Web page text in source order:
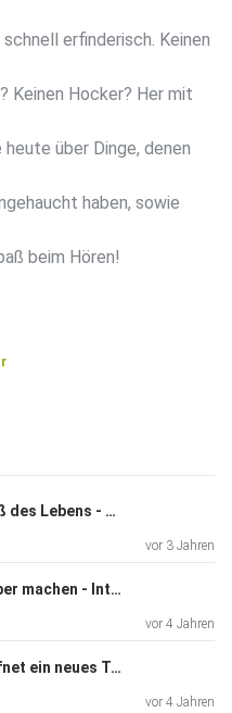
erfinderisch. Keinen
Keinen Hocker? Her mit
über Dinge, denen
haben, sowie
beim Hören!
#60 Mit dem Bus im Fluß des Lebens - Entscheidungen vor und während der Reise aus dem Bauch heraus treffen
vor 3 Jahren
#59 Elektrik im Van selber machen - Interview mit Selbstausbauer Stefan über Kabellängen, Aderendhülsen und Wechselrichter
vor 4 Jahren
#58 Jeder Abschied öffnet ein neues Tor - Wie wir mit den ständigen Orts- und Personenwechseln zurecht kommen
vor 4 Jahren